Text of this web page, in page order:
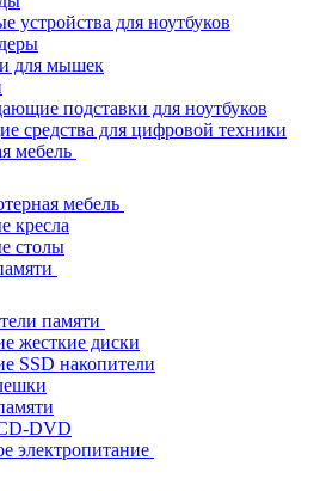
устройства для ноутбуков
для мышек
подставки для ноутбуков
средства для цифровой техники
мебель
мебель
кресла
столы
памяти
жесткие диски
SSD накопители
DVD
электропитание